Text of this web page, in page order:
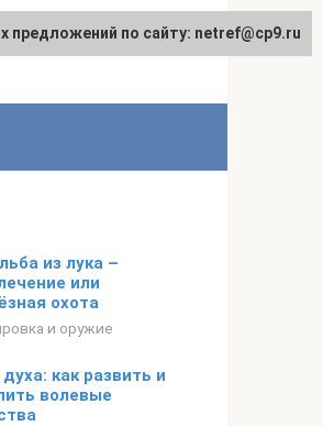
из лука –
или
охота
и оружие
как развить и
волевые
предложений по сайту: netref@cp9.ru